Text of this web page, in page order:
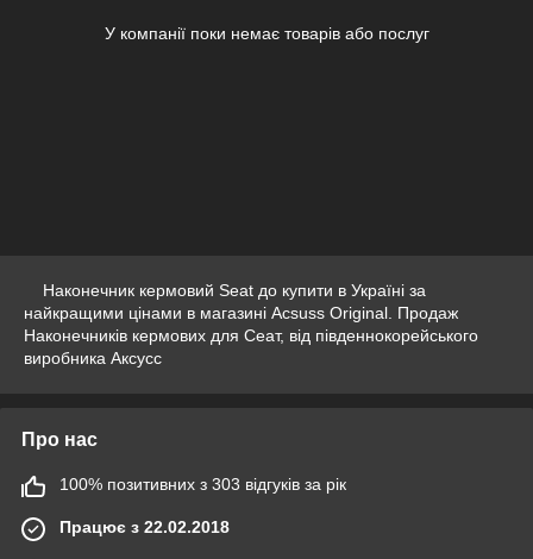
У компанії поки немає товарів або послуг
Наконечник кермовий Seat до купити в Україні за
найкращими цінами в магазині Acsuss Original. Продаж
Наконечників кермових для Сеат, від південнокорейського
виробника Аксусс
Про нас
100% позитивних з 303 відгуків за рік
Працює з 22.02.2018